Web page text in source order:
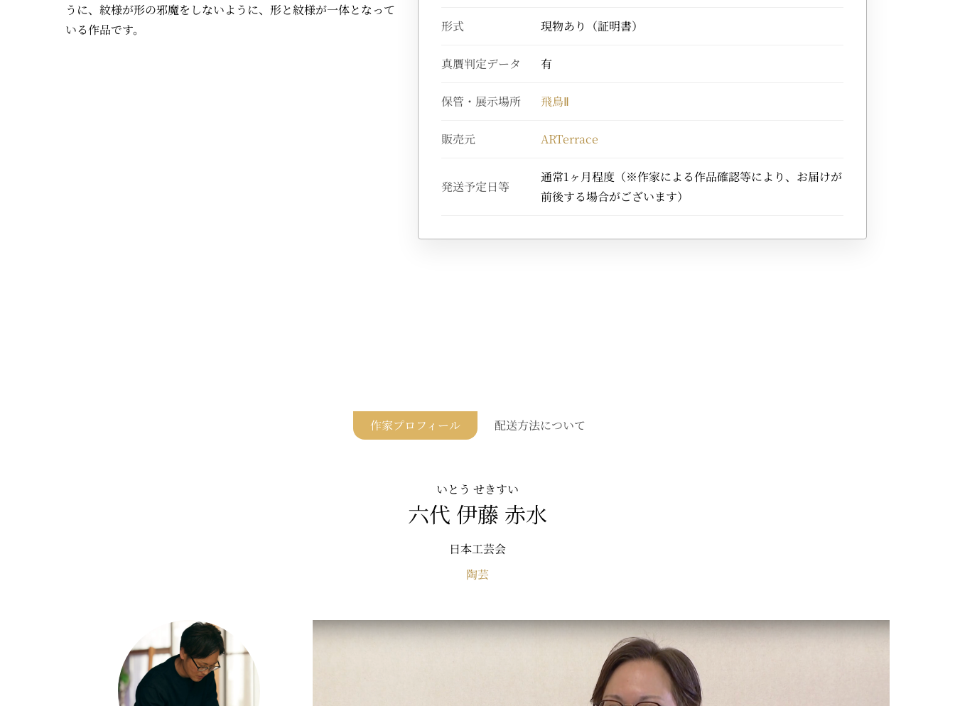
うに、紋様が形の邪魔をしないように、形と紋様が一体となって
いる作品です。
形式 現物あり（証明書）
真贋判定データ 有
保管・展示場所 飛鳥Ⅱ
販売元 ARTerrace
発送予定日等
通常1ヶ月程度（※作家による作品確認等により、お届けが
前後する場合がございます）
作家プロフィール 配送方法について
いとう せきすい
六代 伊藤 赤水
日本工芸会
陶芸